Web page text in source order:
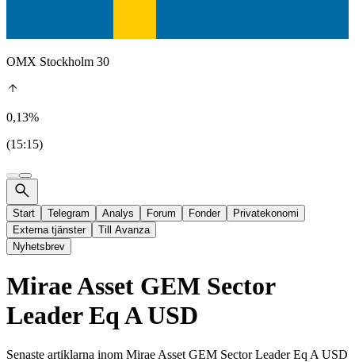
OMX Stockholm 30
0,13%
(15:15)
Start Telegram Analys Forum Fonder
Privatekonomi
Externa tjänster
Till Avanza
Nyhetsbrev
Mirae Asset GEM Sector
Leader Eq A USD
Senaste artiklarna inom Mirae Asset GEM Sector Leader Eq A USD